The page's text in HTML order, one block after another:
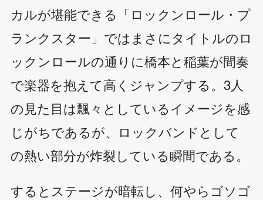
カルが堪能できる「ロックンロール・プ
ランクスター」ではまさにタイトルのロ
ックンロールの通りに橋本と稲葉が間奏
で楽器を抱えて高くジャンプする。3人
の見た目は飄々としているイメージを感
じがちであるが、ロックバンドとして
の熱い部分が炸裂している瞬間である。
するとステージが暗転し、何やらゴソゴ